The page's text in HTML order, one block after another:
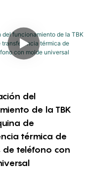
del
de la TBK
de
térmica de
de teléfono con